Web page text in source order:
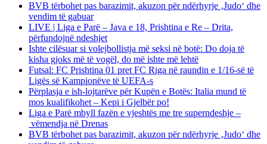
BVB tërbohet pas barazimit, akuzon për ndërhyrje ‚Judo‘ dhe
vendim të gabuar
LIVE | Liga e Parë – Java e 18, Prishtina e Re – Drita,
përfundojnë ndeshjet
Ishte cilësuar si volejbollistja më seksi në botë: Do doja të
kisha gjoks më të vogël, do më ishte më lehtë
Futsal: FC Prishtina 01 pret FC Riga në raundin e 1/16-së të
Ligës së Kampionëve të UEFA-s
Përplasja e ish-lojtarëve për Kupën e Botës: Italia mund të
mos kualifikohet – Kepi i Gjelbër po!
Liga e Parë mbyll fazën e vjeshtës me tre superndeshje –
vëmendja në Drenas
BVB tërbohet pas barazimit, akuzon për ndërhyrje ‚Judo‘ dhe